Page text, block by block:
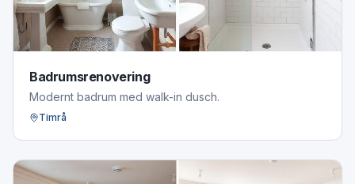
Badrumsrenovering
Modernt badrum med walk-in dusch.
Timrå